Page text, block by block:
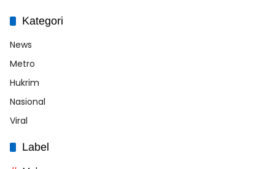
Kategori
News
Metro
Hukrim
Nasional
Viral
Label